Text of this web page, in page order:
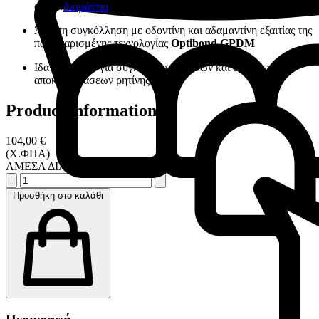
Διαμάντια
αδροποίηση
Άριστη συγκόλληση με οδοντίνη και αδαμαντίνη εξαιτίας της
πατενταρισμένης τεχνολογίας Optibond GPDM
Ιδανικό υλικό για συγκόλληση άμεσων και έμμεσων
αποκαταστάσεων ρητίνης
Product information
104,00 €
(Χ.ΦΠΑ)
ΑΜΕΣΑ ΔΙΑΘΕΣΙΜΟ
Προσθήκη στο καλάθι